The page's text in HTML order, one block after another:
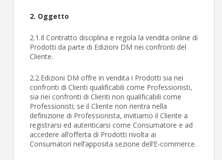
2. Oggetto
2.1.Il Contratto disciplina e regola la vendita online di
Prodotti da parte di Edizioni DM nei confronti del
Cliente.
2.2.Edizioni DM offre in vendita i Prodotti sia nei
confronti di Clienti qualificabili come Professionisti,
sia nei confronti di Clienti non qualificabili come
Professionisti; se il Cliente non rientra nella
definizione di Professionista, invitiamo il Cliente a
registrarsi ed autenticarsi come Consumatore e ad
accedere all’offerta di Prodotti rivolta ai
Consumatori nell’apposita sezione dell’E-commerce.